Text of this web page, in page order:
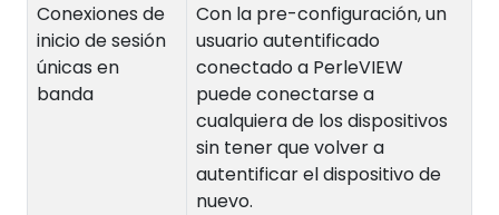
Conexiones de
inicio de sesión
únicas en
banda
Con la pre-configuración, un
usuario autentificado
conectado a PerleVIEW
puede conectarse a
cualquiera de los dispositivos
sin tener que volver a
autentificar el dispositivo de
nuevo.